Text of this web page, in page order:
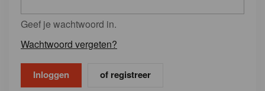
Geef je wachtwoord in.
Wachtwoord vergeten?
of registreer